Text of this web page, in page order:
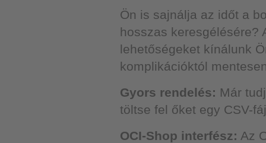
Ön is sajnálja az időt a
hosszas keresgélésére?
lehetőségeket kínálunk
komplikációktól
Gyors rendelés: Már
töltse fel őket egy CSV-
OCI-Shop interfész: Az